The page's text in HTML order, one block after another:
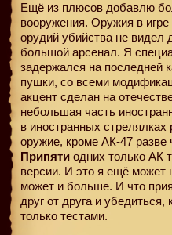
Ещё из плюсов добавлю
вооружения. Оружия в игре
орудий убийства не
большой арсенал. Я
задержался на последней
пушки, со всеми
акцент сделан на
небольшая часть
в иностранных стрелялках
оружие, кроме АК-47 разве
Припяти одних только АК
версии. И это я ещё может
может и больше. И что
друг от друга и
только тестами.